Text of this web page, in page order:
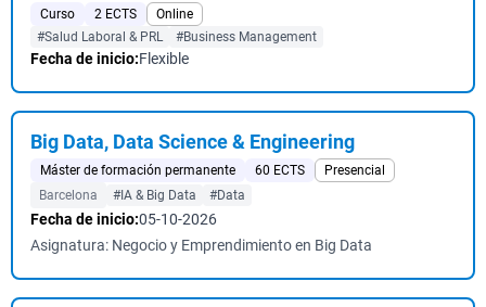
Curso 2 ECTS
Online
#Salud Laboral & PRL
#Business Management
Fecha de inicio:Flexible
Big Data, Data Science & Engineering
Máster de formación permanente 60 ECTS
Presencial
Barcelona
#IA & Big Data #Data
Fecha de inicio:05-10-2026
Asignatura: Negocio y Emprendimiento en Big Data